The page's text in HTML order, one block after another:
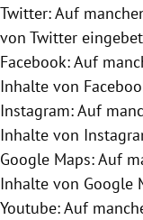
Twitter: Auf
von Twitter
Facebook: Auf
Inhalte von
Instagram: Auf
Inhalte von
Google Maps: Auf
Inhalte von Google
Youtube: Auf